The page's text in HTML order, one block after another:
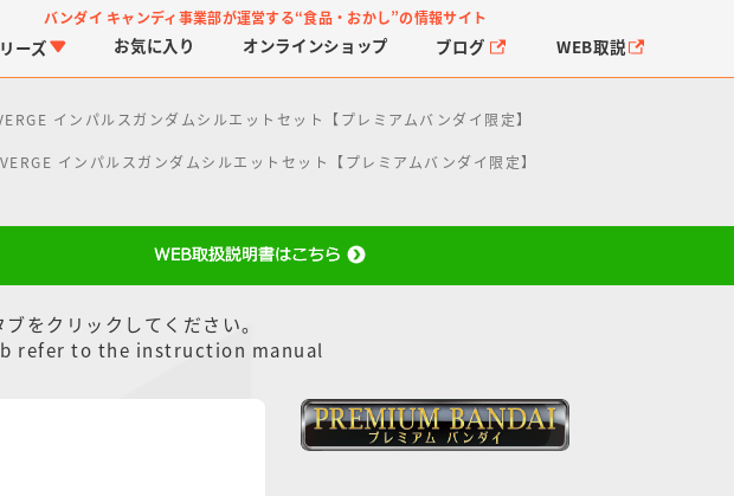
バンダイ キャンディ事業部が運営する“食品・おかし”の情報サイト
PROJECT R.E.D.・ス
ーパー戦隊シリーズ
ーズ
つりグミ
お気に入り オンラインショップ ブログ WEB取説
インパルスガンダムシルエットセット【プレミアムバンダイ限定】
インパルスガンダムシルエットセット【プレミアムバンダイ限定】
をクリックしてください。
refer to the instruction manual